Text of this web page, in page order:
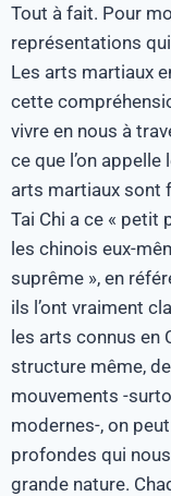
Tout à fait. Pour
représentations
Les arts martiaux
cette
vivre en nous à
ce que l’on
arts martiaux sont
Tai Chi a ce « petit
les chinois eux-
suprême », en
ils l’ont vraiment
les arts connus en
structure même,
mouvements -
modernes-, on
profondes qui
grande nature.